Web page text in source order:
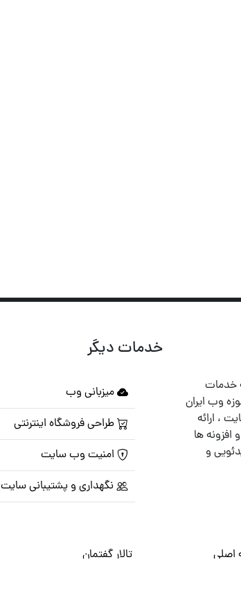
هدف ارائه خدمات
وب ایران
، ارائه
افزونه ها
و
خدمات دیگر
میزبانی وب
طراحی فروشگاه اینترنتی
امنیت وب سایت
نگهداری و پشتیبانی سایت
اصلی تالار گفتمان